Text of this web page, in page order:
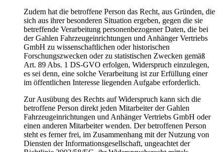
Zudem hat die betroffene Person das Recht, aus Gründen, die
sich aus ihrer besonderen Situation ergeben, gegen die sie
betreffende Verarbeitung personenbezogener Daten, die bei
der Gahlen Fahrzeugeinrichtungen und Anhänger Vertriebs
GmbH zu wissenschaftlichen oder historischen
Forschungszwecken oder zu statistischen Zwecken gemäß
Art. 89 Abs. 1 DS-GVO erfolgen, Widerspruch einzulegen,
es sei denn, eine solche Verarbeitung ist zur Erfüllung einer
im öffentlichen Interesse liegenden Aufgabe erforderlich.
Zur Ausübung des Rechts auf Widerspruch kann sich die
betroffene Person direkt jeden Mitarbeiter der Gahlen
Fahrzeugeinrichtungen und Anhänger Vertriebs GmbH oder
einen anderen Mitarbeiter wenden. Der betroffenen Person
steht es ferner frei, im Zusammenhang mit der Nutzung von
Diensten der Informationsgesellschaft, ungeachtet der